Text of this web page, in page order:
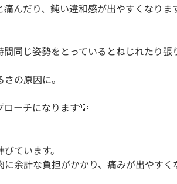
んだり、鈍い違和感が出やすくなりま
同じ姿勢をとっているとねじれたり張
の原因に。
ローチになります💡
ています。
余計な負担がかかり、痛みが出やすく